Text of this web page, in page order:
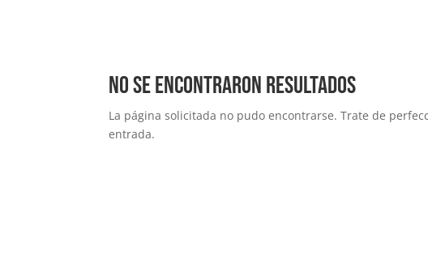
No se encontraron resultados
La página solicitada no pudo encontrarse. Trate de
entrada.